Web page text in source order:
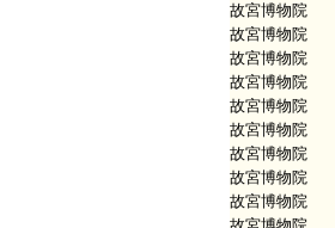
故宮博物院
故宮博物院
故宮博物院
故宮博物院
故宮博物院
故宮博物院
故宮博物院
故宮博物院
故宮博物院